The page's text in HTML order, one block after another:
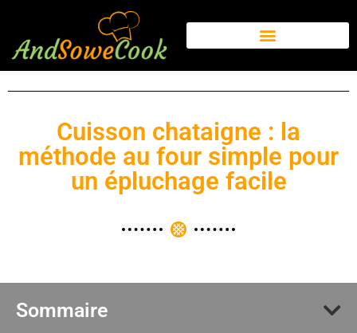
Cuisson chataigne : la
méthode au four simple pour
un épluchage facile
Sommaire